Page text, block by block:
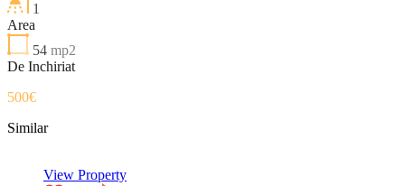
1
Area
54 mp2
De Inchiriat
500€
Similar
View Property